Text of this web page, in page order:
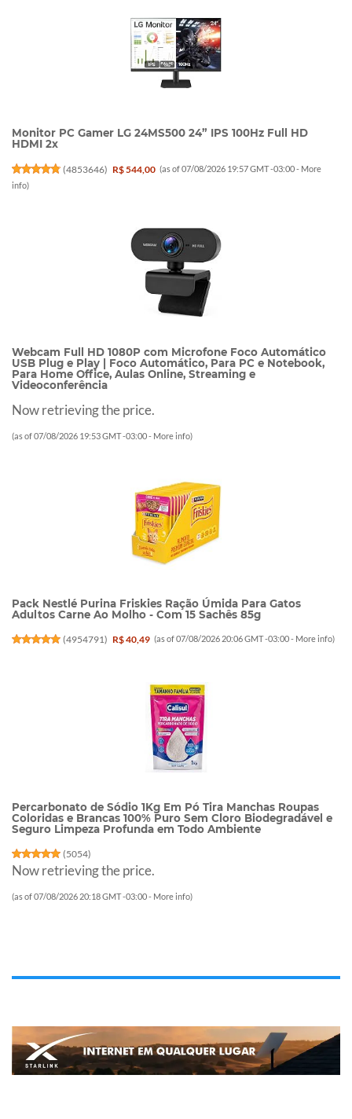
Monitor PC Gamer LG 24MS500 24” IPS 100Hz Full HD
HDMI 2x
(4853646) R$ 544,00 (as of 07/08/2026 19:57 GMT -03:00 - More
info)
Webcam Full HD 1080P com Microfone Foco Automático
USB Plug e Play | Foco Automático, Para PC e Notebook,
Para Home Office, Aulas Online, Streaming e
Videoconferência
Now retrieving the price.
(as of 07/08/2026 19:53 GMT -03:00 - More info)
Pack Nestlé Purina Friskies Ração Úmida Para Gatos
Adultos Carne Ao Molho - Com 15 Sachês 85g
(4954791) R$ 40,49 (as of 07/08/2026 20:06 GMT -03:00 - More info)
Percarbonato de Sódio 1Kg Em Pó Tira Manchas Roupas
Coloridas e Brancas 100% Puro Sem Cloro Biodegradável e
Seguro Limpeza Profunda em Todo Ambiente
(5054)
Now retrieving the price.
(as of 07/08/2026 20:18 GMT -03:00 - More info)